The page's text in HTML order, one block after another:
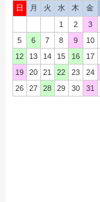
日
月 火 水 木 金
1
2 3
5
6 7 8 9 10
12
13 14 15 16 17
19
20 21 22 23 24
26
27 28 29 30 31